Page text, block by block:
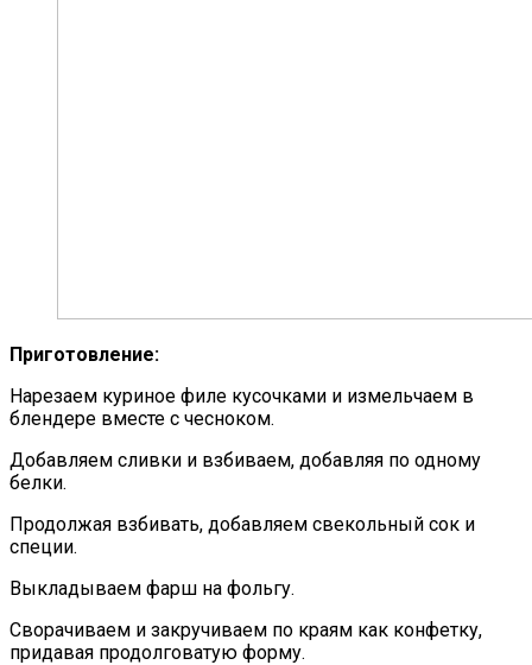
Приготовление:
Нарезаем куриное филе кусочками и измельчаем в
блендере вместе с чесноком.
Добавляем сливки и взбиваем, добавляя по одному
белки.
Продолжая взбивать, добавляем свекольный сок и
специи.
Выкладываем фарш на фольгу.
Сворачиваем и закручиваем по краям как конфетку,
придавая продолговатую форму.